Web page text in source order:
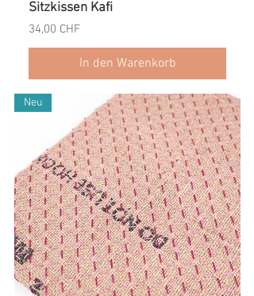
Sitzkissen Kafi
Preis
34,00 CHF
In den Warenkorb
Neu